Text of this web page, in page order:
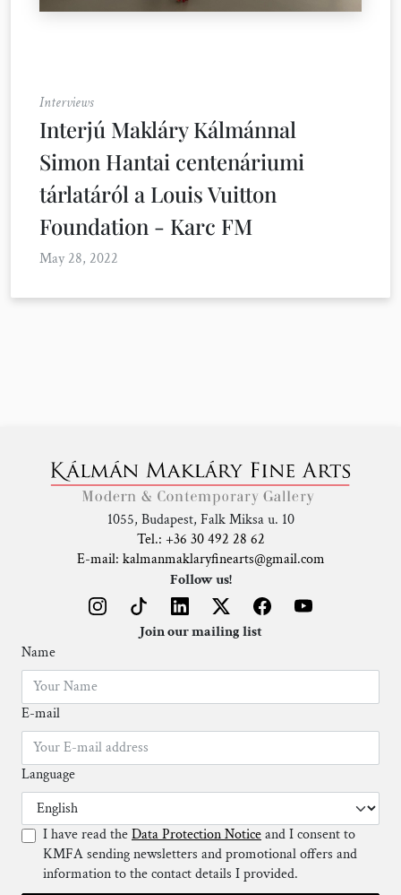
Interviews
Interjú Makláry Kálmánnal
Simon Hantai centenáriumi
tárlatáról a Louis Vuitton
Foundation - Karc FM
May 28, 2022
1055, Budapest, Falk Miksa u. 10
Tel.: +36 30 492 28 62
E-mail: kalmanmaklaryfinearts@gmail.com
Follow us!
Join our mailing list
Name
E-mail
Language
I have read theData Protection Noticeand I consent to
KMFA sending newsletters and promotional offers and
information to the contact details I provided.